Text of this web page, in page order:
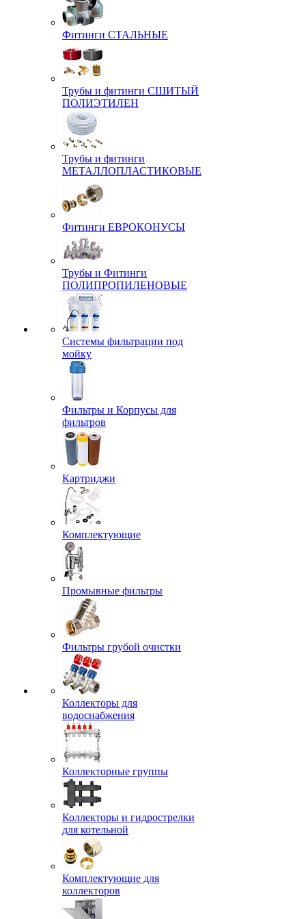
Фитинги СТАЛЬНЫЕ
Трубы и фитинги СШИТЫЙ
ПОЛИЭТИЛЕН
Трубы и фитинги
МЕТАЛЛОПЛАСТИКОВЫЕ
Фитинги ЕВРОКОНУСЫ
Трубы и Фитинги
ПОЛИПРОПИЛЕНОВЫЕ
Системы фильтрации под
мойку
Фильтры и Корпусы для
фильтров
Картриджи
Комплектующие
Промывные фильтры
Фильтры грубой очистки
Коллекторы для
водоснабжения
Коллекторные группы
Коллекторы и гидрострелки
для котельной
Комплектующие для
коллекторов